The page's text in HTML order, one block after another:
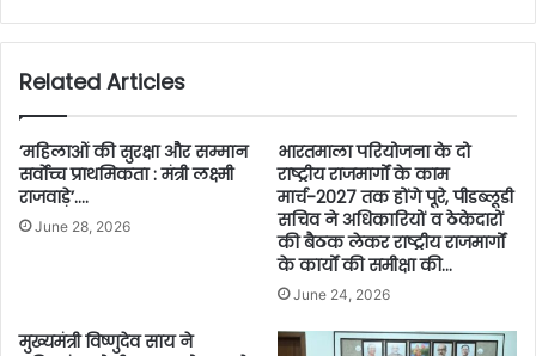
Related Articles
’महिलाओं की सुरक्षा और सम्मान
सर्वाेच्च प्राथमिकता : मंत्री लक्ष्मी
राजवाड़े’….
June 28, 2026
भारतमाला परियोजना के दो
राष्ट्रीय राजमार्गों के काम
मार्च-2027 तक होंगे पूरे, पीडब्लूडी
सचिव ने अधिकारियों व ठेकेदारों
की बैठक लेकर राष्ट्रीय राजमार्गों
के कार्यों की समीक्षा की…
June 24, 2026
मुख्यमंत्री विष्णुदेव साय ने